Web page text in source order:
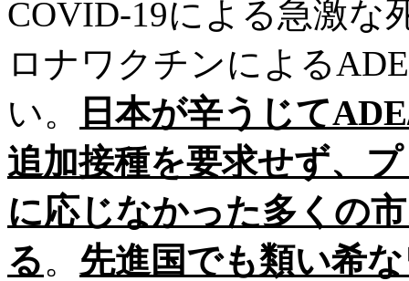
COVID-19による急激な
ロナワクチンによる
い。
日本が辛うじて
追加接種を要求せず、
に応じなかった多くの
る。 先進国でも類い希